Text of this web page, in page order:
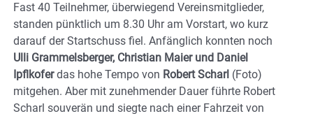
Fast 40 Teilnehmer, überwiegend Vereinsmitglieder,
standen pünktlich um 8.30 Uhr am Vorstart, wo kurz
darauf der Startschuss fiel. Anfänglich konnten noch
Ulli Grammelsberger, Christian Maier und Daniel
Ipflkoferdas hohe Tempo von Robert Scharl (Foto)
mitgehen. Aber mit zunehmender Dauer führte Robert
Scharl souverän und siegte nach einer Fahrzeit von